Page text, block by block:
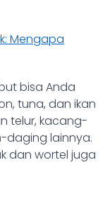
Mengapa
bisa Anda
tuna, dan ikan
telur, kacang-
daging lainnya.
dan wortel juga